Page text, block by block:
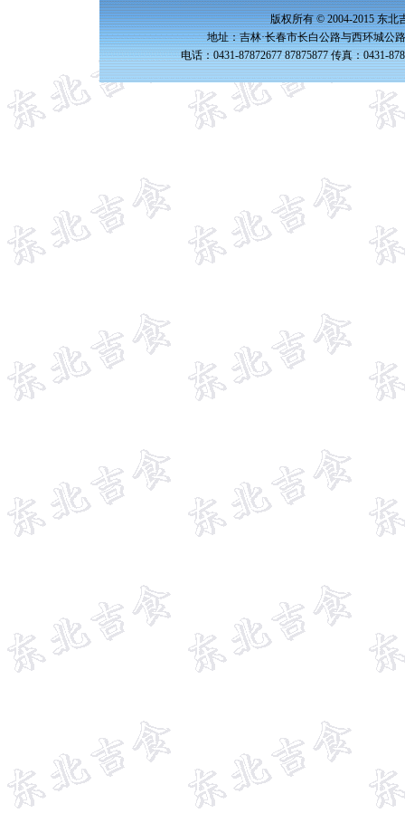
版权所有 © 2004-2015 东北
地址：吉林·长春市长白公路与西环城公
电话：0431-87872677 87875877 传真：0431-